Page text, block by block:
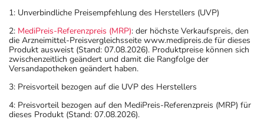
1: Unverbindliche Preisempfehlung des Herstellers (UVP)
2: MediPreis-Referenzpreis (MRP): der höchste Verkaufspreis, den
die Arzneimittel-Preisvergleichsseite www.medipreis.de für dieses
Produkt ausweist (Stand: 07.08.2026). Produktpreise können sich
zwischenzeitlich geändert und damit die Rangfolge der
Versandapotheken geändert haben.
3: Preisvorteil bezogen auf die UVP des Herstellers
4: Preisvorteil bezogen auf den MediPreis-Referenzpreis (MRP) für
dieses Produkt (Stand: 07.08.2026).